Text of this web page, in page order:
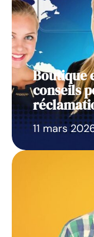
Boutique
conseils
11 mars